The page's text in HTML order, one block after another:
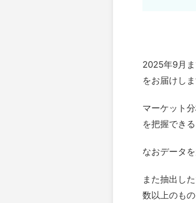
2025年9月
をお届けしま
マーケット
を把握でき
なおデータ
また抽出し
数以上のも